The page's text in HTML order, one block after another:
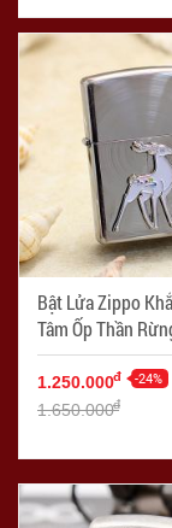
Bật Lửa Zippo
Tâm Ốp Thần
Mã SP: ZPC2650
1.250.000đ -24%
1.650.000đ